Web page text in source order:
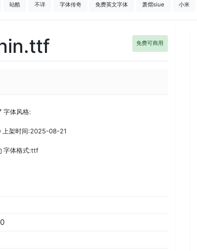
站酷 不详 字体传奇 免费英文字体 萧熠siue 小米
免费可商用
字体风格:
上架时间:2025-08-21
字体格式:ttf